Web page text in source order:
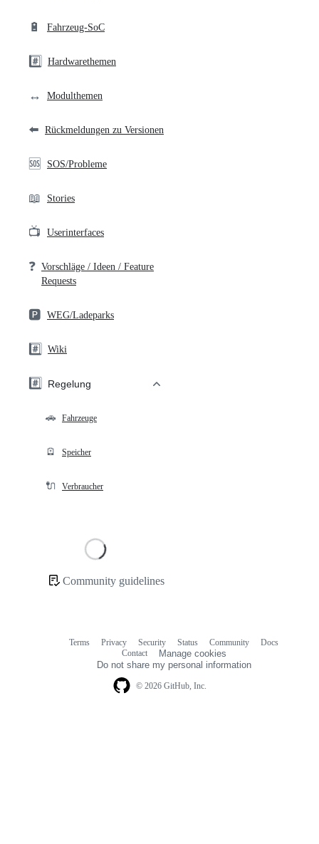
🔋 Fahrzeug-SoC
#️⃣ Hardwarethemen
↔️ Modulthemen
⬅️ Rückmeldungen zu Versionen
🆘 SOS/Probleme
📖 Stories
📺 Userinterfaces
❓ Vorschläge / Ideen / Feature
Requests
🅿️ WEG/Ladeparks
#️⃣ Wiki
#️⃣ Regelung
🚗 Fahrzeuge
🪫 Speicher
🔌 Verbraucher
Community guidelines
© 2026 GitHub, Inc.
Terms Privacy Security Status Community
Docs
Contact
Manage cookies
Do not share my personal information